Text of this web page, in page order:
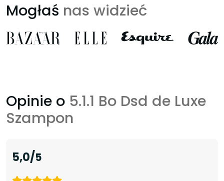
Mogłaś nas widzieć
Opinie o 5.1.1 Bo Dsd de Luxe
Szampon
5,0